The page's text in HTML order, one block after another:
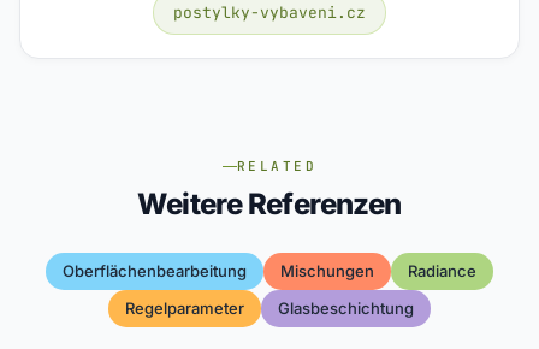
postylky-vybaveni.cz
RELATED
Weitere Referenzen
Oberflächenbearbeitung Mischungen
Radiance
Regelparameter
Glasbeschichtung